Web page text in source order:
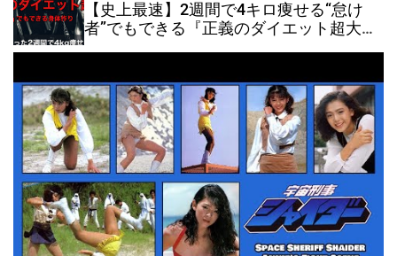
t
c
h
o
l
o
r
m
o
d
e
u r
c
h
【史上最速】2週間で4キロ痩せる“怠け
者”でもできる『正義のダイエット超大